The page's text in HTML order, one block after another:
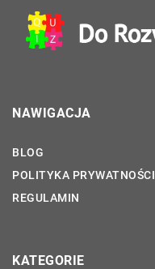
NAWIGACJA
BLOG
POLITYKA PRYWATNOŚCI
REGULAMIN
KATEGORIE